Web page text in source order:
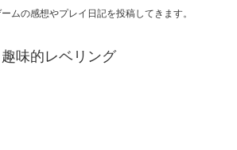
ムの感想やプレイ日記を投稿してきます。
趣味的レベリング